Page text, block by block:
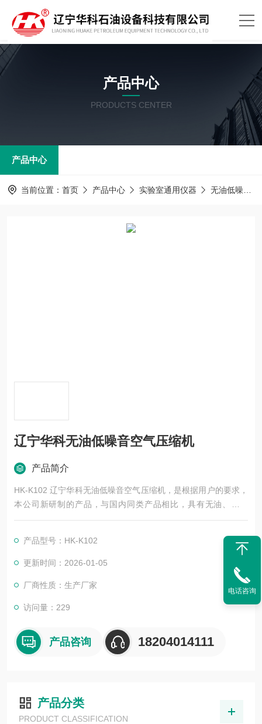
产品中心
PRODUCTS CENTER
产品中心
当前位置： 首页 产品中心 实验室通用仪器 无油低噪音空气压缩机
辽宁华科无油低噪音空气压缩机
产品简介
HK-K102 辽宁华科无油低噪音空气压缩机，是根据用户的要求，
本公司新研制的产品，与国内同类产品相比，具有无油、重量
轻、噪音低、体积小、能效高等特点，它广泛应用于科研、化
综合录井仪等理想气源。2016年7月27日曾获得《实用新型证
书》。
产品型号：HK-K102
更新时间：2026-01-05
厂商性质：生产厂家
访问量：229
产品咨询 18204014111
产品分类
PRODUCT CLASSIFICATION
电话咨询